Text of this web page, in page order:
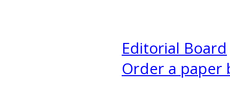
Editorial Board
Order a paper